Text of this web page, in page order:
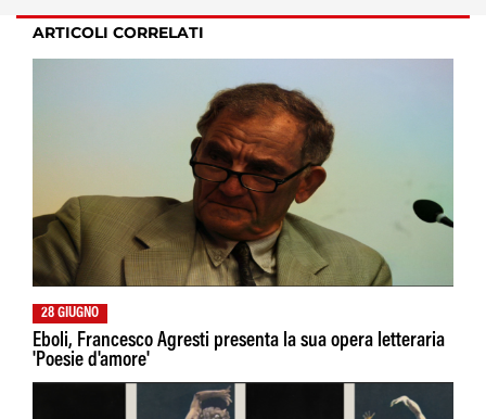
ARTICOLI CORRELATI
28 GIUGNO
Eboli, Francesco Agresti presenta la sua opera letteraria
'Poesie d'amore'